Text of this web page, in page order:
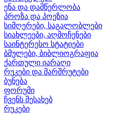
ენა და დამწერლობა
პროზა და პოეზია
სიმღერები, საგალობლები
სიახლეები, აღმოჩენები
საინტერესო სტატიები
ბმულები, ბიბლიოგრაფია
ქართული იარაღი
რუკები და მარშრუტები
ბუნება
ფორუმი
ჩვენს შესახებ
რუკები